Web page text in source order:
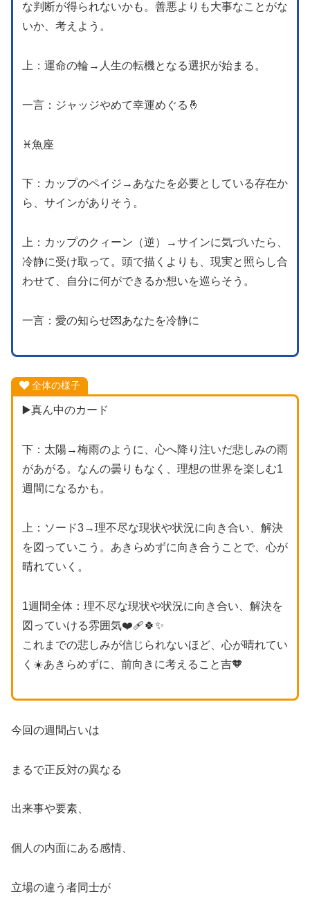
な判断が得られないかも。善悪よりも大事なことがな
いか、考えよう。
上：運命の輪→人生の転機となる選択が始まる。
一言：ジャッジやめて幸運めぐる🤞
♓️魚座
下：カップのペイジ→あなたを必要としている存在か
ら、サインがありそう。
上：カップのクィーン（逆）→サインに気づいたら、
冷静に受け取って。頭で描くよりも、現実と照らし合
わせて、自分に何ができるか想いを巡らそう。
一言：愛の知らせ💌あなたを冷静に
全体の様子
▶️真ん中のカード
下：太陽→梅雨のように、心へ降り注いだ悲しみの雨
があがる。なんの曇りもなく、理想の世界を楽しむ1
週間になるかも。
上：ソード3→理不尽な現状や状況に向き合い、解決
を図っていこう。あきらめずに向き合うことで、心が
晴れていく。
1週間全体：理不尽な現状や状況に向き合い、解決を
図っていける雰囲気❤️‍🩹🍀✨
これまでの悲しみが信じられないほど、心が晴れてい
く☀️あきらめずに、前向きに考えること吉🧡
今回の週間占いは
まるで正反対の異なる
出来事や要素、
個人の内面にある感情、
立場の違う者同士が